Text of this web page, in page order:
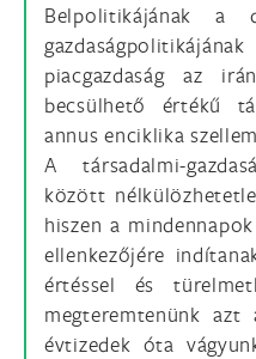
Belpolitikájának a
piacgazdaság az
becsülhető értékű
annus enciklika
A társadalmi-
között
hiszen a
ellenkezőjére
értéssel és
megteremtenünk
évtizedek óta